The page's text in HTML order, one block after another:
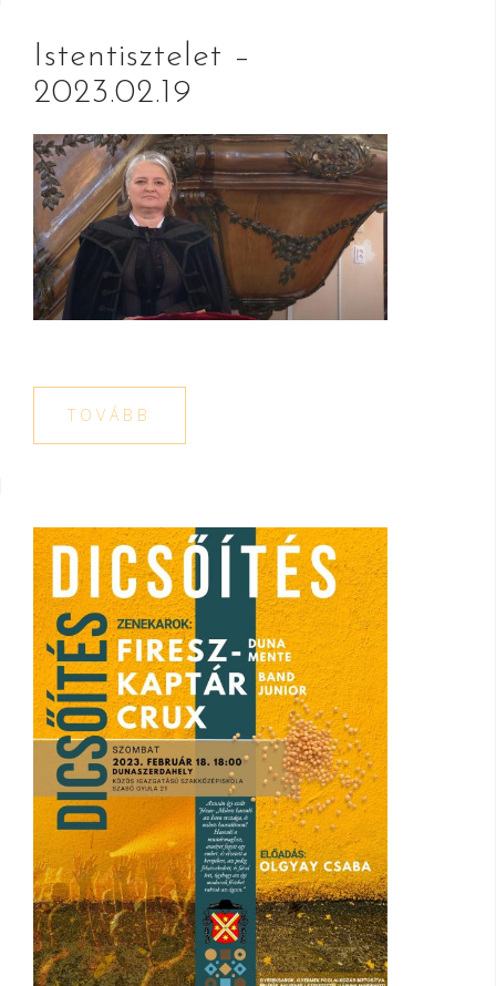
Istentisztelet –
2023.02.19
TOVÁBB